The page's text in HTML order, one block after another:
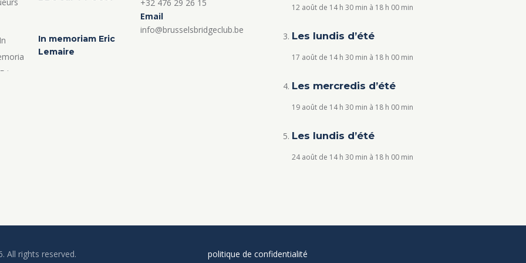
In memoriam Eric
Lemaire
+32 476 29 26 15
Email
info@brusselsbridgeclub.be
12 août de 14 h 30 min à 18 h 00 min
Les lundis d’été
17 août de 14 h 30 min à 18 h 00 min
Les mercredis d’été
19 août de 14 h 30 min à 18 h 00 min
Les lundis d’été
24 août de 14 h 30 min à 18 h 00 min
All rights reserved. politique de confidentialité